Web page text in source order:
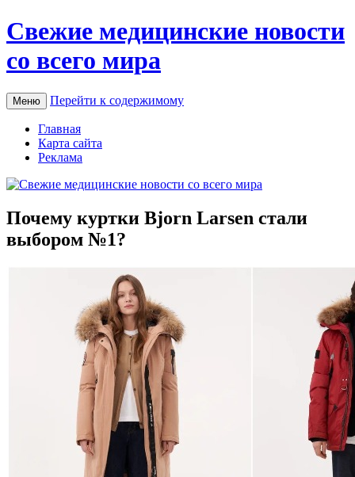
Свежие медицинские новости
со всего мира
Меню Перейти к содержимому
Главная
Карта сайта
Реклама
Почему куртки Bjorn Larsen стали
выбором №1?